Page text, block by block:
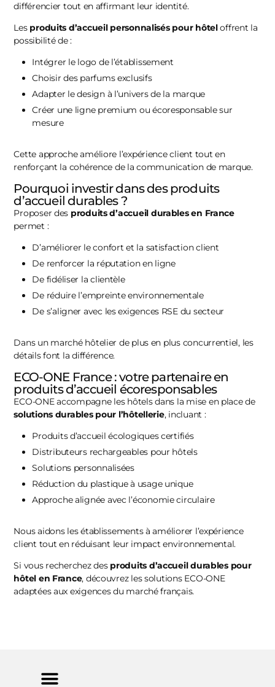
différencier tout en affirmant leur identité.
Les produits d’accueil personnalisés pour hôteloffrent la
possibilité de :
Intégrer le logo de l’établissement
Choisir des parfums exclusifs
Adapter le design à l’univers de la marque
Créer une ligne premium ou écoresponsable sur
mesure
Cette approche améliore l’expérience client tout en
renforçant la cohérence de la communication de marque.
Pourquoi investir dans des produits
d’accueil durables ?
Proposer des produits d’accueil durables en France
permet :
D’améliorer le confort et la satisfaction client
De renforcer la réputation en ligne
De fidéliser la clientèle
De réduire l’empreinte environnementale
De s’aligner avec les exigences RSE du secteur
Dans un marché hôtelier de plus en plus concurrentiel, les
détails font la différence.
ECO-ONE France : votre partenaire en
produits d’accueil écoresponsables
ECO-ONE accompagne les hôtels dans la mise en place de
solutions durables pour l’hôtellerie, incluant :
Produits d’accueil écologiques certifiés
Distributeurs rechargeables pour hôtels
Solutions personnalisées
Réduction du plastique à usage unique
Approche alignée avec l’économie circulaire
Nous aidons les établissements à améliorer l’expérience
client tout en réduisant leur impact environnemental.
Si vous recherchez des produits d’accueil durables pour
hôtel en France, découvrez les solutions ECO-ONE
adaptées aux exigences du marché français.